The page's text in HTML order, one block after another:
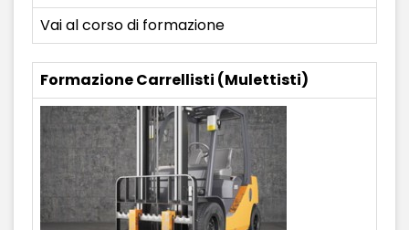
Vai al corso di formazione
Formazione Carrellisti (Mulettisti)